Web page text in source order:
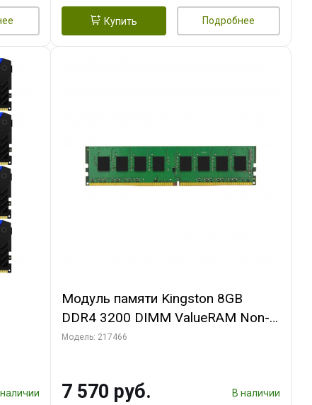
Купить Подробнее
Модуль памяти Kingston 8GB
DDR4 3200 DIMM ValueRAM Non-
ECC, CL22, 1.2V, 1Rx8, RTL
Модель: 217466
7 570 руб. В наличии